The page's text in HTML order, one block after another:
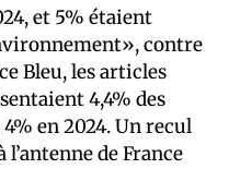
et 5% étaient
contre
Bleu, les articles
4,4% des
en 2024. Un recul
de France